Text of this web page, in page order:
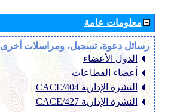
معلومات عامة
رسائل دعوة، تسجيل، ومراسلات أخرى
الدول الأعضاء
أعضاء القطاعات
النشرة الإدارية CACE/404
النشرة الإدارية CACE/427